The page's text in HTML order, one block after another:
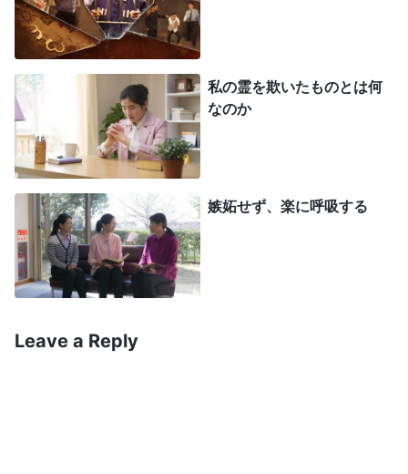
ある日、全能神教会の姉妹が私のために置いて
行った本に夫が気づきました。「あなたは知ってい
たか。神が人々の間で偉大な業を成し遂げたこと
を」 という見出しを見たとたん、夫は興味を引き
つけられ、次の一節を私のために読み上げてくれま
した。
「神の働きはあなたには理解できないことであ
る。あなたの決定が正しいかどうか理解すること
私の霊を欺いたものとは何
なのか
嫉妬せず、楽に呼吸する
Leave a Reply